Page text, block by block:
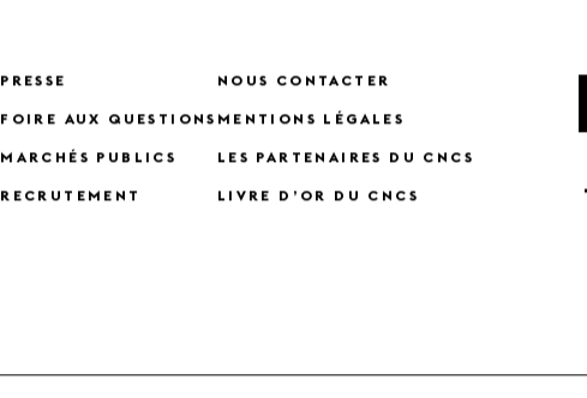
PRESSE
FOIRE AUX QUESTIONS
MARCHÉS PUBLICS
RECRUTEMENT
NOUS CONTACTER
MENTIONS LÉGALES
LES PARTENAIRES DU CNCS
LIVRE D’OR DU CNCS